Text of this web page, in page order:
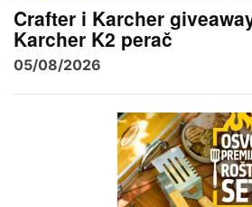
Crafter i Karcher
Karcher K2 perač
05/08/2026